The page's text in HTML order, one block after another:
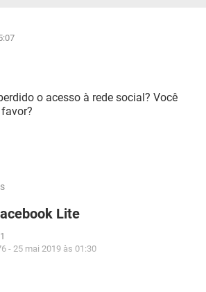
o acesso à rede social? Você
Lite
- 25 mai 2019 às 01:30